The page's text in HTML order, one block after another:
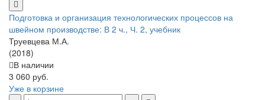
Подготовка и организация технологических процессов на
швейном производстве: В 2 ч., Ч. 2, учебник
Труевцева М.А.
(2018)
В наличии
3 060 руб.
Уже в корзине